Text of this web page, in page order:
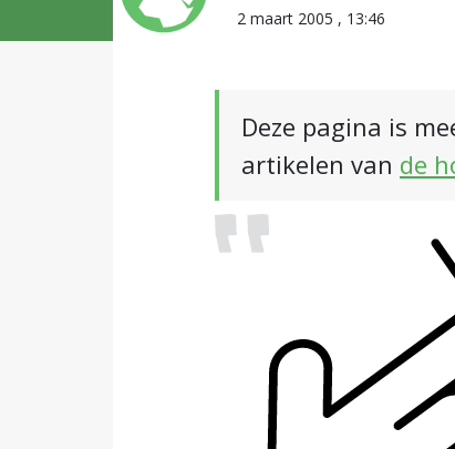
2 maart 2005 , 13:46
Deze pagina is
artikelen van de